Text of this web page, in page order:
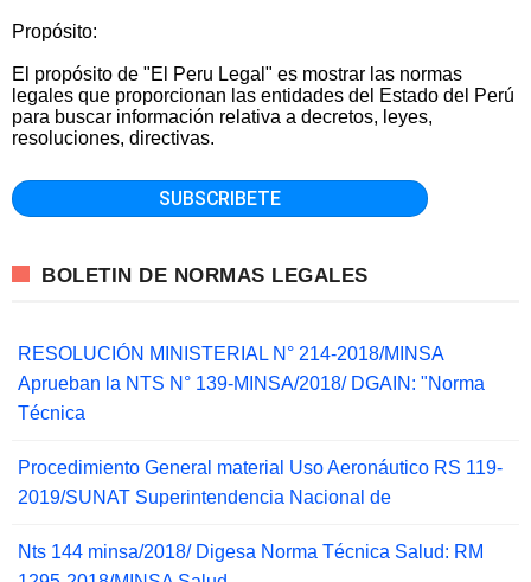
Propósito:
El propósito de "El Peru Legal" es mostrar las normas
legales que proporcionan las entidades del Estado del Perú
para buscar información relativa a decretos, leyes,
resoluciones, directivas.
BOLETIN DE NORMAS LEGALES
RESOLUCIÓN MINISTERIAL N° 214-2018/MINSA
Aprueban la NTS N° 139-MINSA/2018/ DGAIN: "Norma
Técnica
Procedimiento General material Uso Aeronáutico RS 119-
2019/SUNAT Superintendencia Nacional de
Nts 144 minsa/2018/ Digesa Norma Técnica Salud: RM